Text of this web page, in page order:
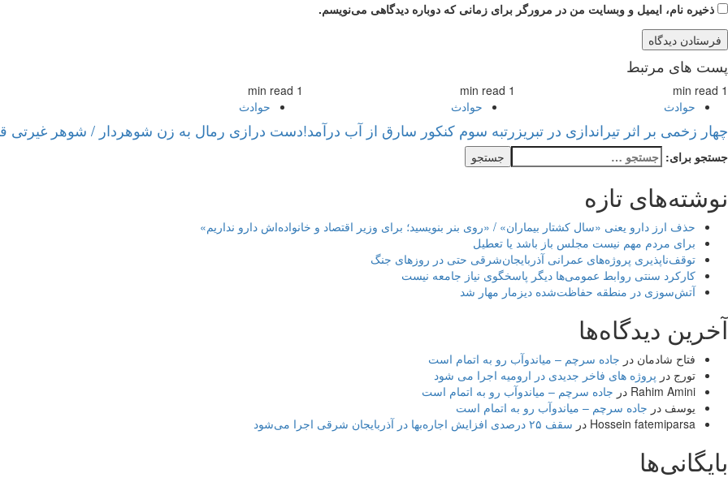
ذخیره نام، ایمیل و وبسایت من در مرورگر برای زمانی که دوباره دیدگاهی می‌نویسم.
پست های مرتبط
1 min read
حوادث
چهار زخمی بر اثر تیراندازی در تبریز
1 min read
حوادث
رتبه سوم کنکور سارق از آب درآمد!
1 min read
حوادث
دست درازی رمال به زن شوهردار / شوهر غیرتی
جستجو برای:
نوشته‌های تازه
حذف ارز دارو یعنی «سال کشتار بیماران» / «روی بنر بنویسید؛ برای وزیر اقتصاد و خانواده‌اش دارو نداریم»
برای مردم مهم نیست مجلس باز باشد یا تعطیل
توقف‌ناپذیری پروژه‌های عمرانی آذربایجان‌شرقی حتی در روزهای جنگ
کارکرد سنتی روابط عمومی‌ها دیگر پاسخگوی نیاز جامعه نیست
آتش‌سوزی در منطقه حفاظت‌شده دیزمار مهار شد
آخرین دیدگاه‌ها
فتاح شادمان در جاده سرچم – میاندوآب رو به اتمام است
تورج در پروژه های فاخر جدیدی در ارومیه اجرا می شود
Rahim Amini در جاده سرچم – میاندوآب رو به اتمام است
یوسف در جاده سرچم – میاندوآب رو به اتمام است
Hossein fatemiparsa در سقف ۲۵ درصدی افزایش اجاره‌بها در آذربایجان شرقی اجرا می‌شود
بایگانی‌ها